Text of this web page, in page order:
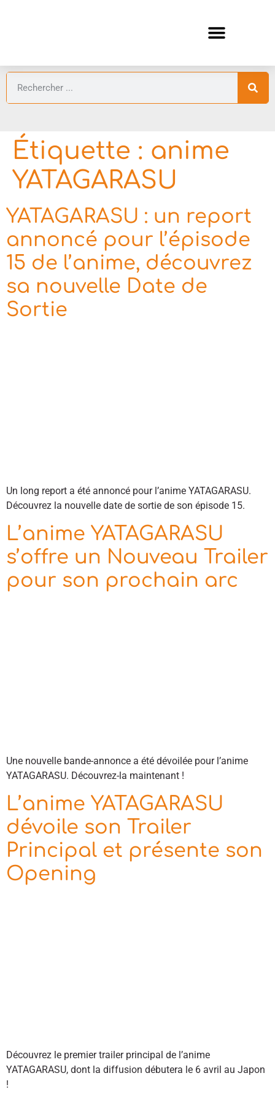
Étiquette : anime
YATAGARASU
YATAGARASU : un report
annoncé pour l’épisode
15 de l’anime, découvrez
sa nouvelle Date de
Sortie
Un long report a été annoncé pour l’anime YATAGARASU.
Découvrez la nouvelle date de sortie de son épisode 15.
L’anime YATAGARASU
s’offre un Nouveau Trailer
pour son prochain arc
Une nouvelle bande-annonce a été dévoilée pour l’anime
YATAGARASU. Découvrez-la maintenant !
L’anime YATAGARASU
dévoile son Trailer
Principal et présente son
Opening
Découvrez le premier trailer principal de l’anime
YATAGARASU, dont la diffusion débutera le 6 avril au Japon
!